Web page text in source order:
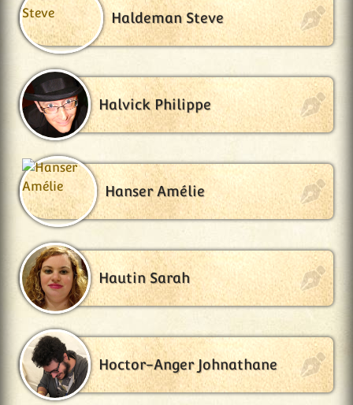
Haldeman Steve
Halvick Philippe
Hanser Amélie
Hautin Sarah
Hoctor-Anger Johnathane